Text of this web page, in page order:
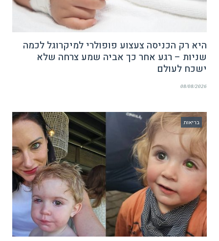
היא רק הכניסה צעצוע פופולרי למיקרוגל לכמה
שניות – רגע אחר כך אביה שמע צרחה שלא
ישכח לעולם
08/08/2026
בריאות